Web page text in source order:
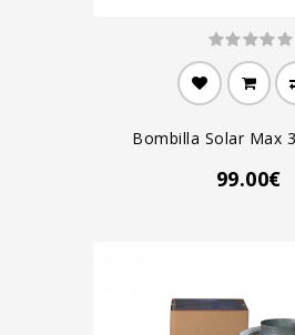
Bombilla Solar Max
99.00€